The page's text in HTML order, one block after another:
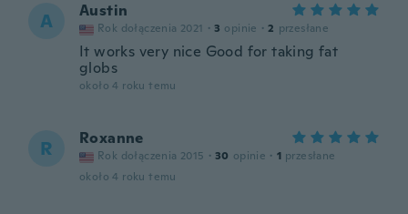
A Austin
Rok dołączenia 2021 · 3 opinie · 2 przesłane
It works very nice Good for taking fat
globs
około 4 roku temu
R Roxanne
Rok dołączenia 2015 · 30 opinie · 1 przesłane
około 4 roku temu